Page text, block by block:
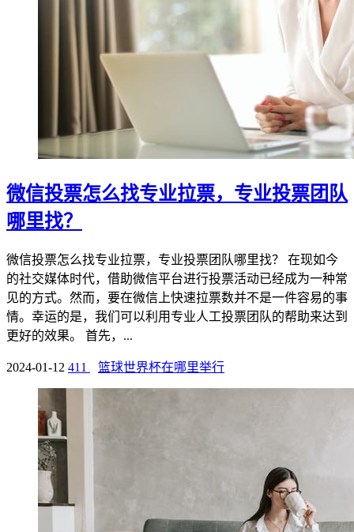
微信投票怎么找专业拉票，专业投票团队
哪里找？
微信投票怎么找专业拉票，专业投票团队哪里找？ 在现如今
的社交媒体时代，借助微信平台进行投票活动已经成为一种常
见的方式。然而，要在微信上快速拉票数并不是一件容易的事
情。幸运的是，我们可以利用专业人工投票团队的帮助来达到
更好的效果。 首先，...
2024-01-12 411 篮球世界杯在哪里举行